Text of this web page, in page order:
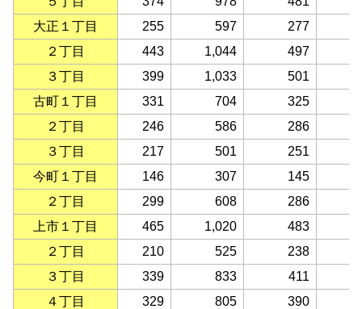
大正１丁目
255 597 277
２丁目
443 1,044 497
３丁目
399 1,033 501
古町１丁目
331 704 325
２丁目
246 586 286
３丁目
217 501 251
今町１丁目
146 307 145
２丁目
299 608 286
上市１丁目
465 1,020 483
２丁目
210 525 238
３丁目
339 833 411
４丁目
329 805 390